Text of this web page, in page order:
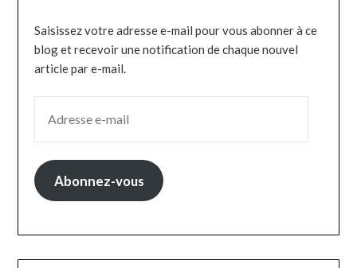
Saisissez votre adresse e-mail pour vous abonner à ce
blog et recevoir une notification de chaque nouvel
article par e-mail.
Abonnez-vous